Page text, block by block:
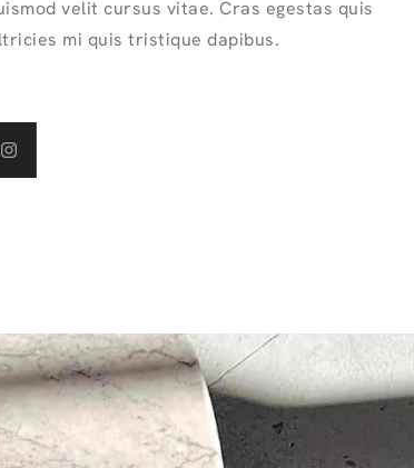
velit cursus vitae. Cras egestas quis
mi quis tristique dapibus.